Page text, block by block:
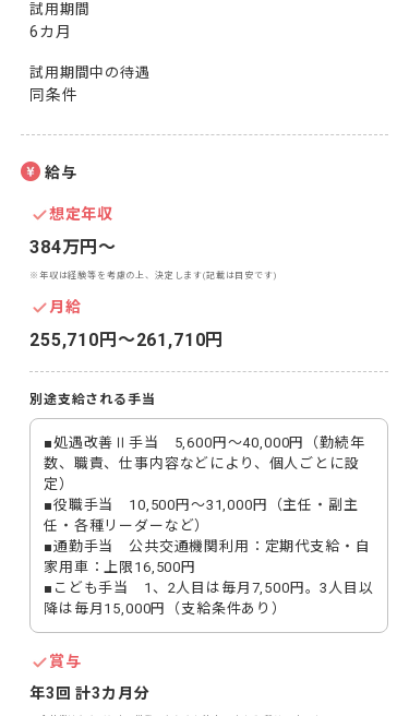
試用期間
6カ月
試用期間中の待遇
同条件
給与
想定年収
384万円〜
※年収は経験等を考慮の上、決定します(記載は目安です)
月給
255,710円〜261,710円
別途支給される手当
■処遇改善Ⅱ手当　5,600円～40,000円（勤続年
数、職責、仕事内容などにより、個人ごとに設
定）
■役職手当　10,500円～31,000円（主任・副主
任・各種リーダーなど）
■通勤手当　公共交通機関利用：定期代支給・自
家用車：上限16,500円
■こども手当　1、2人目は毎月7,500円。3人目以
降は毎月15,000円（支給条件あり）
賞与
年3回 計3カ月分